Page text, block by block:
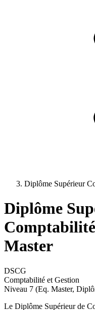
Diplôme Supérieur
Diplôme
Master
DSCG
Comptabilité et Gestion
Niveau 7 (Eq. Master,
Le Diplôme Supérieur de